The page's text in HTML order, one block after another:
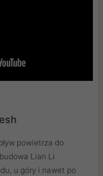
powietrza do
Lian Li
u góry i nawet po